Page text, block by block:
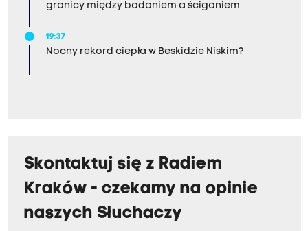
granicy między badaniem a ściganiem
19:37
Nocny rekord ciepła w Beskidzie Niskim?
Skontaktuj się z Radiem
Kraków - czekamy na opinie
naszych Słuchaczy